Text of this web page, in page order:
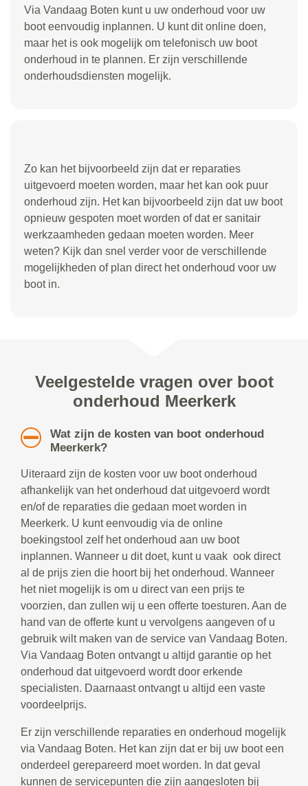
Via Vandaag Boten kunt u uw onderhoud voor uw
boot eenvoudig inplannen. U kunt dit online doen,
maar het is ook mogelijk om telefonisch uw boot
onderhoud in te plannen. Er zijn verschillende
onderhoudsdiensten mogelijk.
Zo kan het bijvoorbeeld zijn dat er reparaties
uitgevoerd moeten worden, maar het kan ook puur
onderhoud zijn. Het kan bijvoorbeeld zijn dat uw boot
opnieuw gespoten moet worden of dat er sanitair
werkzaamheden gedaan moeten worden. Meer
weten? Kijk dan snel verder voor de verschillende
mogelijkheden of plan direct het onderhoud voor uw
boot in.
Veelgestelde vragen over boot
onderhoud Meerkerk
Wat zijn de kosten van boot onderhoud
Meerkerk?
Uiteraard zijn de kosten voor uw boot onderhoud
afhankelijk van het onderhoud dat uitgevoerd wordt
en/of de reparaties die gedaan moet worden in
Meerkerk. U kunt eenvoudig via de online
boekingstool zelf het onderhoud aan uw boot
inplannen. Wanneer u dit doet, kunt u vaak ook direct
al de prijs zien die hoort bij het onderhoud. Wanneer
het niet mogelijk is om u direct van een prijs te
voorzien, dan zullen wij u een offerte toesturen. Aan de
hand van de offerte kunt u vervolgens aangeven of u
gebruik wilt maken van de service van Vandaag Boten.
Via Vandaag Boten ontvangt u altijd garantie op het
onderhoud dat uitgevoerd wordt door erkende
specialisten. Daarnaast ontvangt u altijd een vaste
voordeelprijs.
Er zijn verschillende reparaties en onderhoud mogelijk
via Vandaag Boten. Het kan zijn dat er bij uw boot een
onderdeel gerepareerd moet worden. In dat geval
kunnen de servicepunten die zijn aangesloten bij